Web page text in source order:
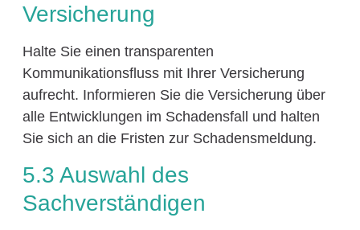
Versicherung
Halte Sie einen transparenten
Kommunikationsfluss mit Ihrer Versicherung
aufrecht. Informieren Sie die Versicherung über
alle Entwicklungen im Schadensfall und halten
Sie sich an die Fristen zur Schadensmeldung.
5.3 Auswahl des
Sachverständigen